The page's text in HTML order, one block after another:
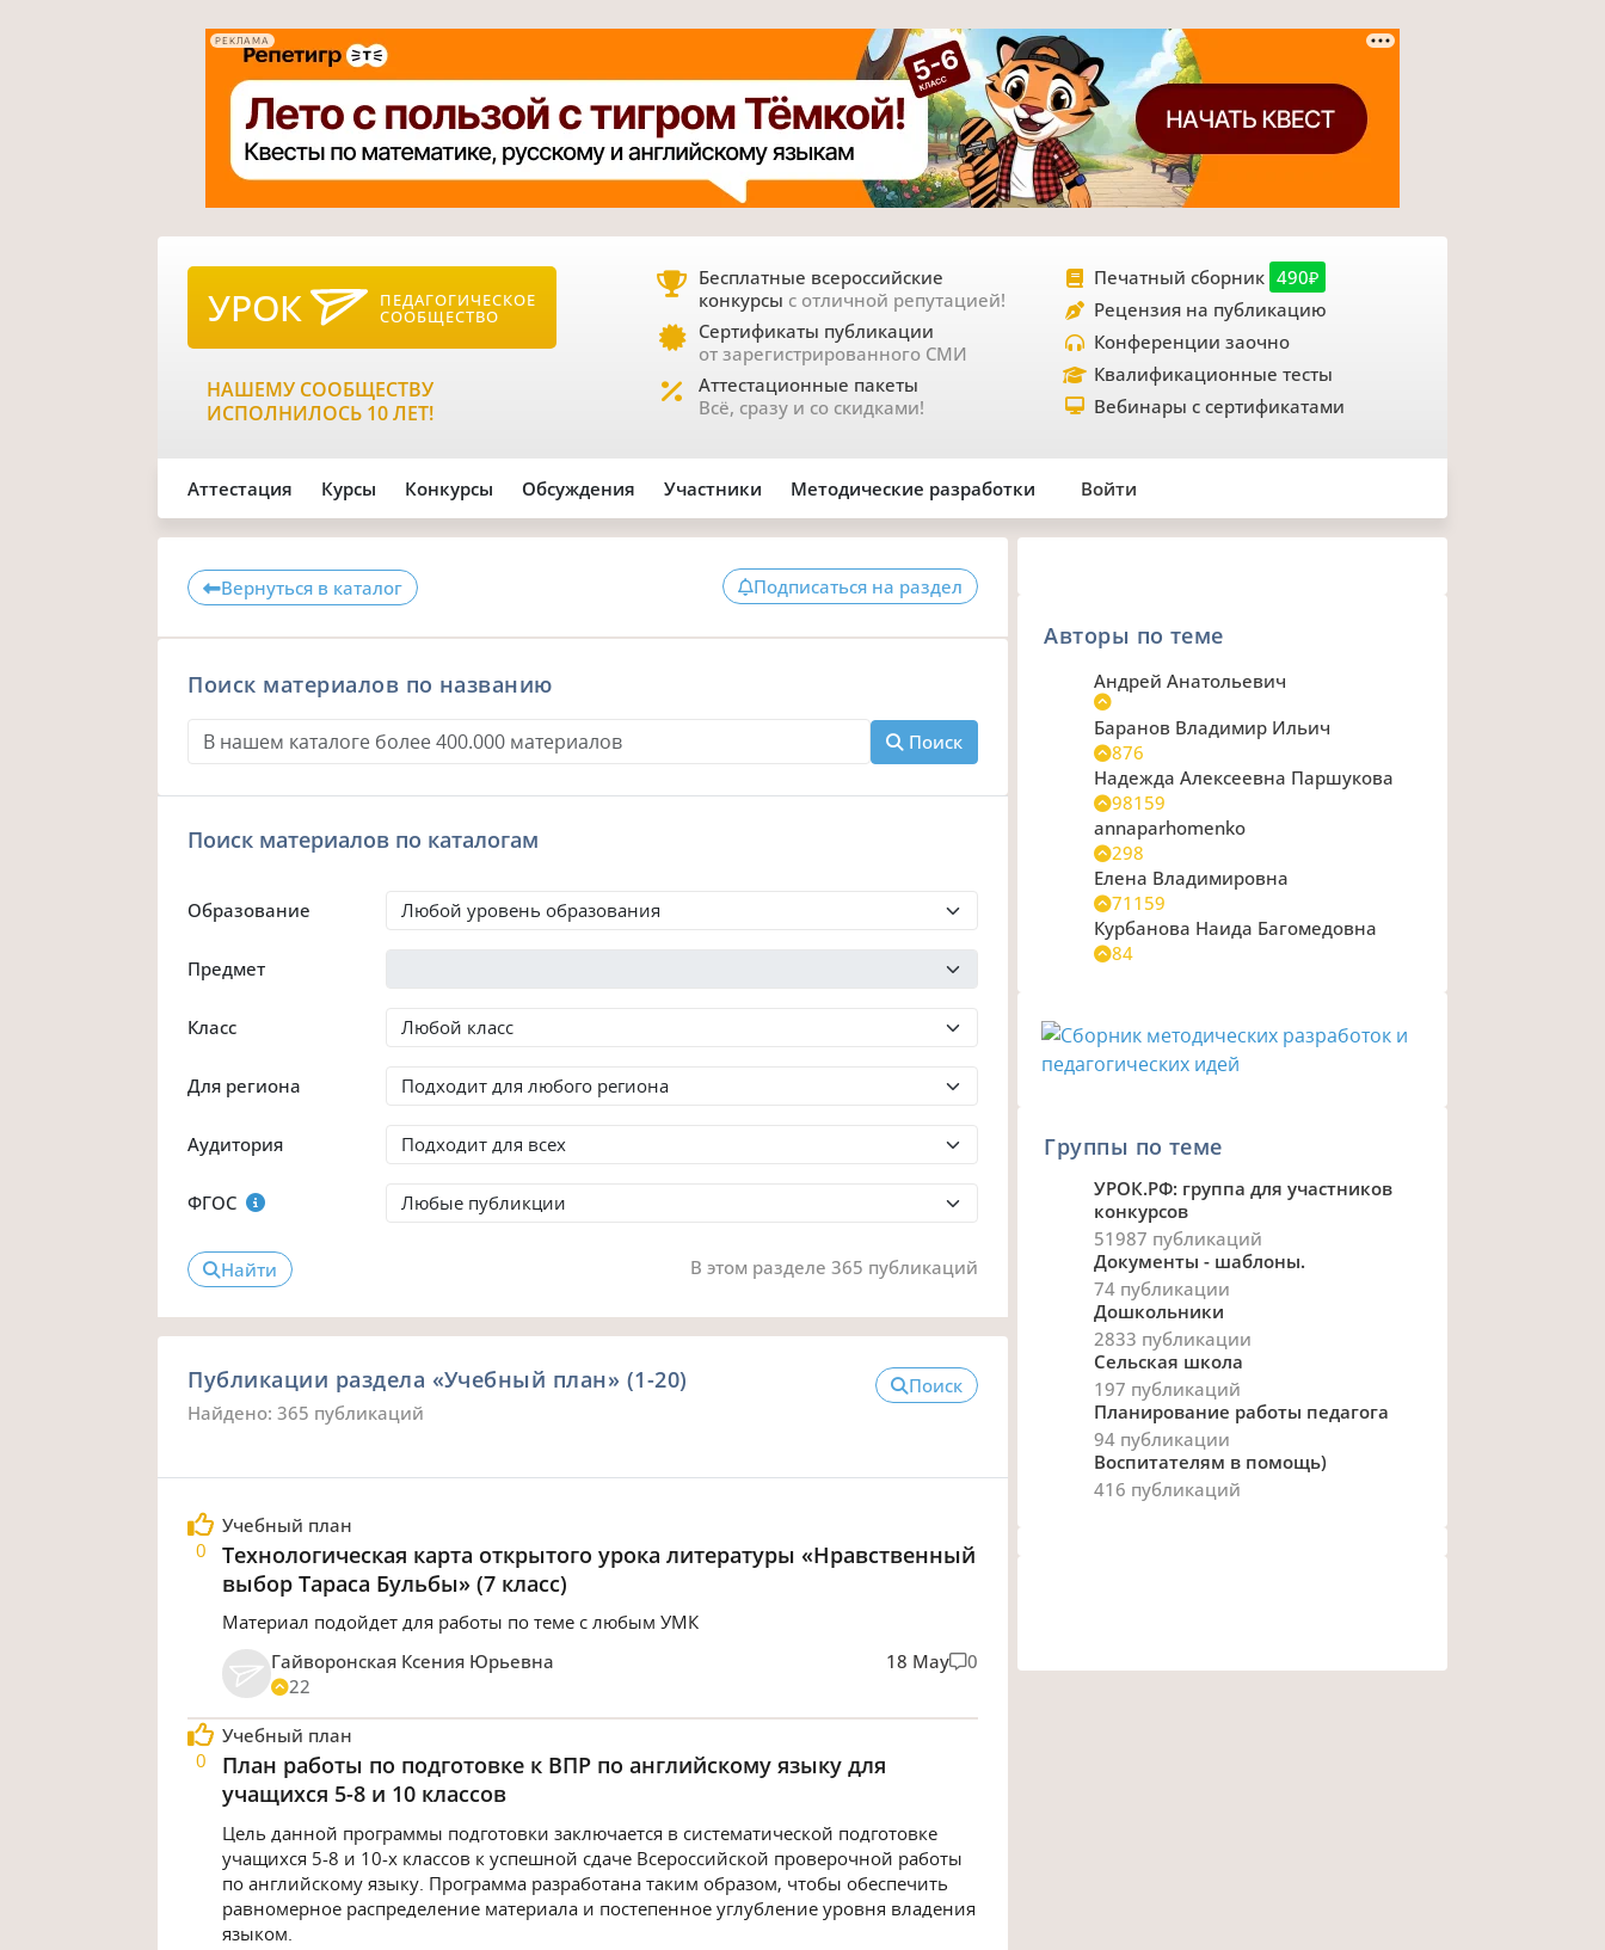
РЕКЛАМА
УРОК ПЕДАГОГИЧЕСКОЕ
СООБЩЕСТВО
НАШЕМУ СООБЩЕСТВУ
ИСПОЛНИЛОСЬ 10 ЛЕТ!
Бесплатные всероссийские
конкурсы с отличной репутацией!
Сертификаты публикации
от зарегистрированного СМИ
Аттестационные пакеты
Всё, сразу и со скидками!
Печатный сборник 490₽
Рецензия на публикацию
Конференции заочно
Квалификационные тесты
Вебинары с сертификатами
Аттестация Курсы Конкурсы Обсуждения Участники Методические разработки Войти
Вернуться в каталог Подписаться на раздел
Поиск материалов по названию
Поиск
Поиск материалов по каталогам
Образование
Предмет
Класс
Для региона
Аудитория
ФГОС
Найти В этом разделе 365 публикаций
Публикации раздела «Учебный план» (1-20)
Найдено: 365 публикаций
Поиск
0
Учебный план
Технологическая карта открытого урока литературы «Нравственный
выбор Тараса Бульбы» (7 класс)
Материал подойдет для работы по теме с любым УМК
Гайворонская Ксения Юрьевна
22
18 May 0
0
Учебный план
План работы по подготовке к ВПР по английскому языку для
учащихся 5-8 и 10 классов
Цель данной программы подготовки заключается в систематической подготовке
учащихся 5-8 и 10-х классов к успешной сдаче Всероссийской проверочной работы
по английскому языку. Программа разработана таким образом, чтобы обеспечить
равномерное распределение материала и постепенное углубление уровня владения
языком.
Авторы по теме
Андрей Анатольевич
Баранов Владимир Ильич
876
Надежда Алексеевна Паршукова
98159
annaparhomenko
298
Елена Владимировна
71159
Курбанова Наида Багомедовна
84
Группы по теме
УРОК.РФ: группа для участников
конкурсов
51987 публикаций
Документы - шаблоны.
74 публикации
Дошкольники
2833 публикации
Сельская школа
197 публикаций
Планирование работы педагога
94 публикации
Воспитателям в помощь)
416 публикаций